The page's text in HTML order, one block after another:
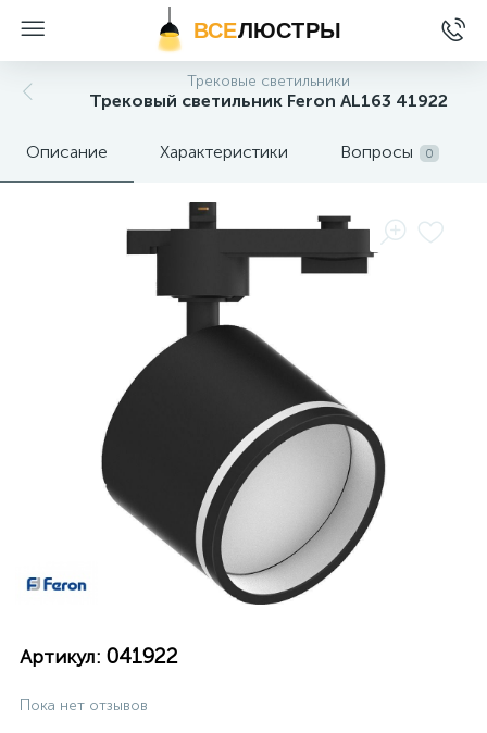
ВСЕЛЮСТРЫ
Трековые светильники
Трековый светильник Feron AL163 41922
Описание Характеристики Вопросы 0
Артикул: 041922
Пока нет отзывов